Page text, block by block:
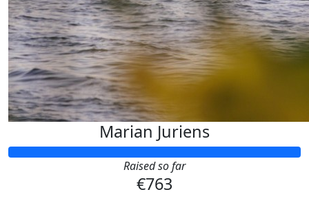
Marian Juriens
Raised so far
€763